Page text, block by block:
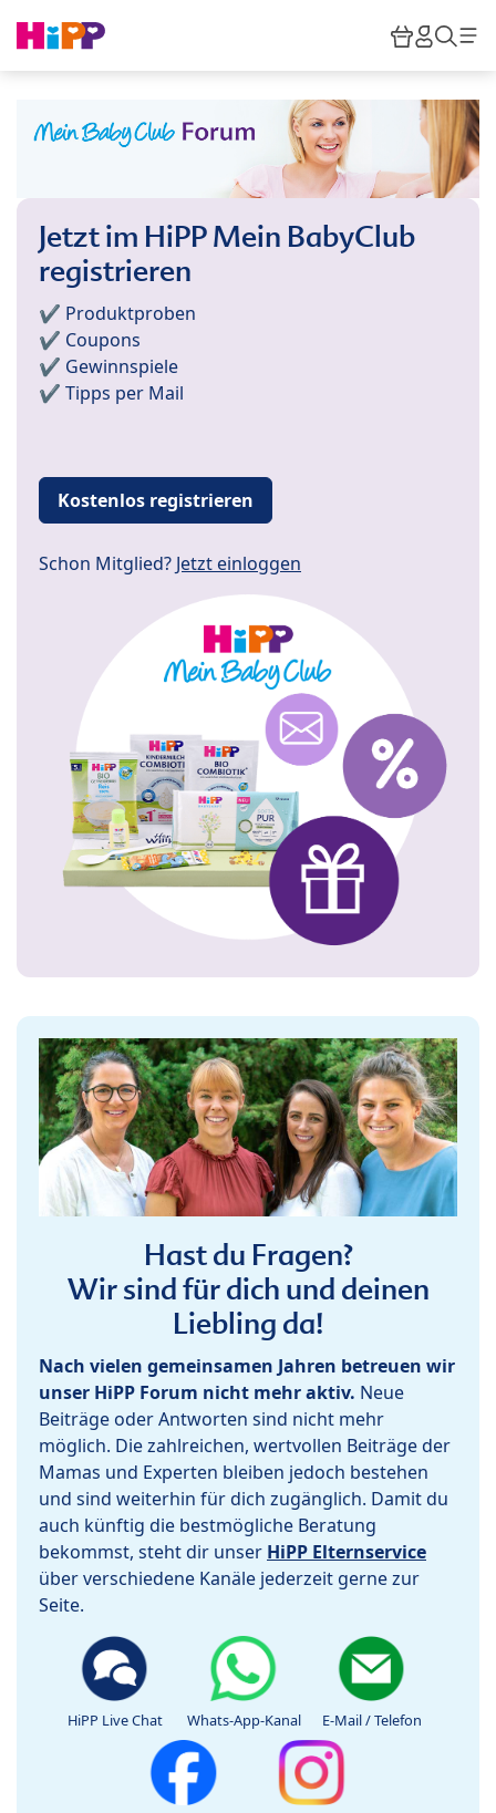
HiPP
Jetzt im HiPP Mein BabyClub
registrieren
✔️ Produktproben
✔️ Coupons
✔️ Gewinnspiele
✔️ Tipps per Mail
Kostenlos registrieren
Schon Mitglied? Jetzt einloggen
Hast du Fragen?
Wir sind für dich und deinen
Liebling da!
Nach vielen gemeinsamen Jahren betreuen wir
unser HiPP Forum nicht mehr aktiv. Neue
Beiträge oder Antworten sind nicht mehr
möglich. Die zahlreichen, wertvollen Beiträge der
Mamas und Experten bleiben jedoch bestehen
und sind weiterhin für dich zugänglich. Damit du
auch künftig die bestmögliche Beratung
bekommst, steht dir unser HiPP Elternservice
über verschiedene Kanäle jederzeit gerne zur
Seite.
HiPP Live Chat Whats-App-Kanal E-Mail / Telefon